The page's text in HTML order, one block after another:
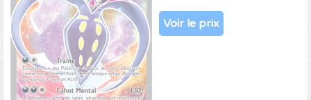
Voir le prix